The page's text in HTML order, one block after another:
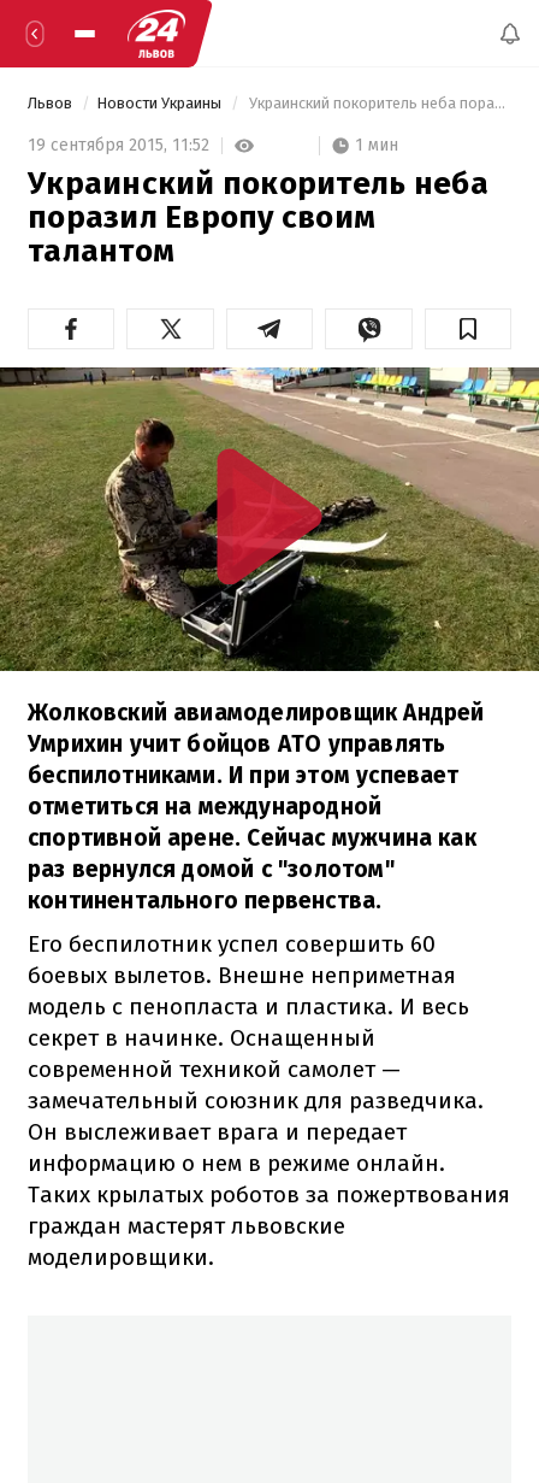
Львов Новости Украины Украинский покоритель неба поразил Европу своим талантом
19 сентября 2015, 11:52 1 мин
Украинский покоритель неба
поразил Европу своим
талантом
Жолковский авиамоделировщик Андрей
Умрихин учит бойцов АТО управлять
беспилотниками. И при этом успевает
отметиться на международной
спортивной арене. Сейчас мужчина как
раз вернулся домой с "золотом"
континентального первенства.
Его беспилотник успел совершить 60
боевых вылетов. Внешне неприметная
модель с пенопласта и пластика. И весь
секрет в начинке. Оснащенный
современной техникой самолет —
замечательный союзник для разведчика.
Он выслеживает врага и передает
информацию о нем в режиме онлайн.
Таких крылатых роботов за пожертвования
граждан мастерят львовские
моделировщики.